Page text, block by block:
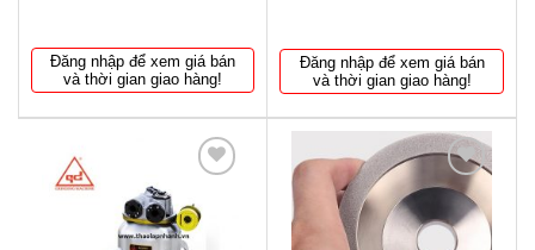
Đăng nhập để xem giá bán
và thời gian giao hàng!
Đăng nhập để xem giá bán
và thời gian giao hàng!
Thêm
wishlist
Thêm
to
wishlist